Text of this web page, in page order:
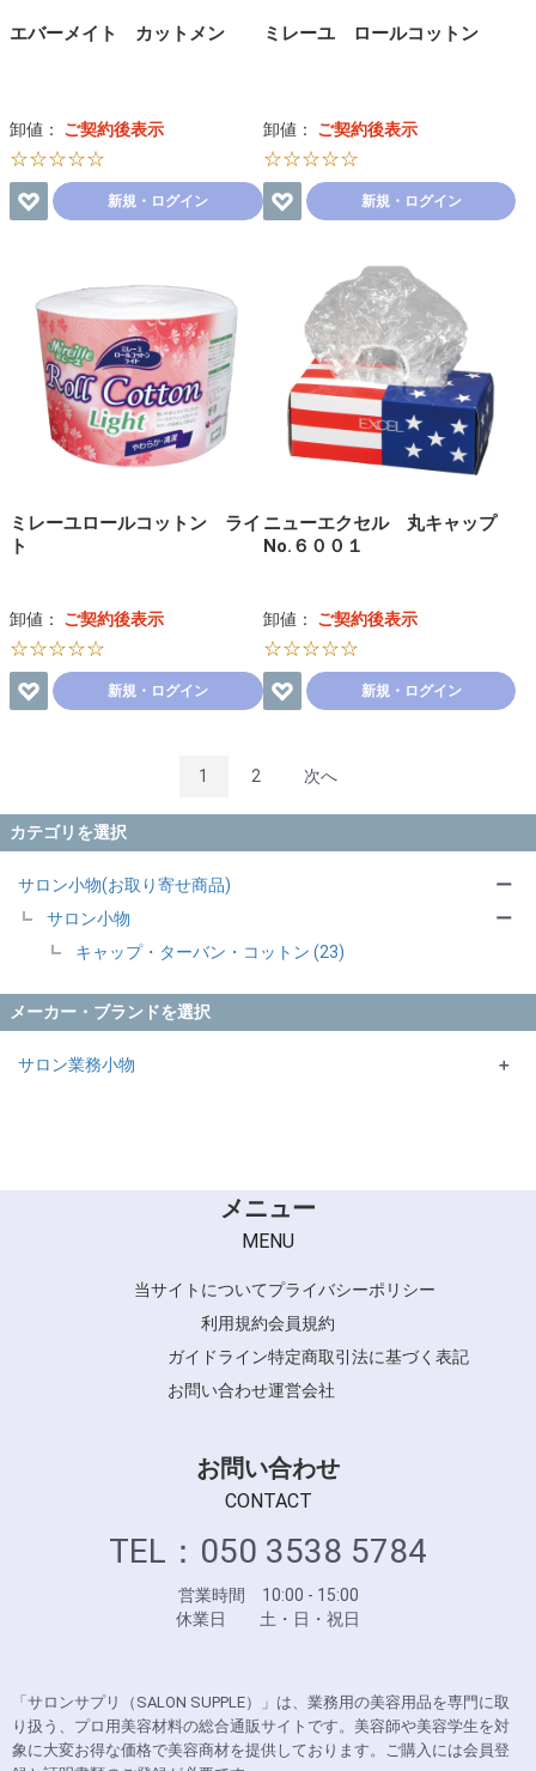
カテゴリを選択
サロン小物(お取り寄せ商品)
サロン小物
キャップ・ターバン・コットン (23)
ー
ー
メーカー・ブランドを選択
サロン業務小物
＋
エバーメイト カットメン
卸値： ご契約後表示
☆☆☆☆☆
新規・ログイン
ミレーユ ロールコットン
卸値： ご契約後表示
☆☆☆☆☆
新規・ログイン
ミレーユロールコットン ライ
ト
卸値： ご契約後表示
☆☆☆☆☆
新規・ログイン
ニューエクセル 丸キャップ
No.６００１
卸値： ご契約後表示
☆☆☆☆☆
新規・ログイン
1 2 次へ
メニュー
MENU
当サイトについてプライバシーポリシー
利用規約会員規約
ガイドライン特定商取引法に基づく表記
お問い合わせ運営会社
お問い合わせ
CONTACT
TEL：050 3538 5784
営業時間 10:00 - 15:00
休業日 土・日・祝日
「サロンサプリ（SALON SUPPLE）」は、業務用の美容用品を専門に取
り扱う、プロ用美容材料の総合通販サイトです。美容師や美容学生を対
象に大変お得な価格で美容商材を提供しております。ご購入には会員登